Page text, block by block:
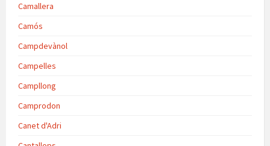
Camallera
Camós
Campdevànol
Campelles
Campllong
Camprodon
Canet d'Adri